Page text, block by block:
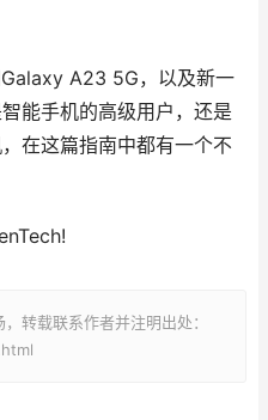
A23 5G，以及新一
能手机的高级用户，还是
在这篇指南中都有一个不
转载联系作者并注明出处：